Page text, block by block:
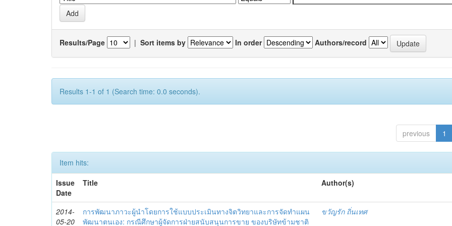
Results/Page | Sort items by In order Authors/record
Results 1-1 of 1 (Search time: 0.0 seconds).
previous 1
Item hits:
Issue
Date
Title Author(s)
2014-
05-20
การพัฒนาภาวะผู้นำโดยการใช้แบบประเมินทางจิตวิทยาและการจัดทำแผน
พัฒนาตนเอง: กรณีศึกษาผู้จัดการฝ่ายสนับสนุนการขาย ของบริษัทข้ามชาติ
ขวัญรัก ถิ่นเทศ